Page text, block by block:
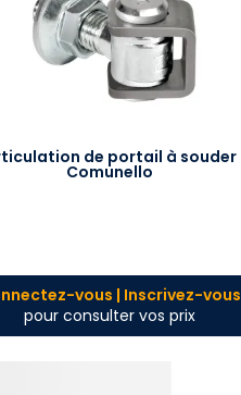
de portail à souder
Comunello
vous | Inscrivez-vous
pour consulter vos prix